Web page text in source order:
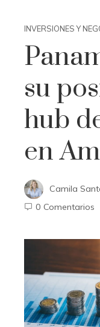
INVERSIONES Y
su
hub
en
Camila
0 Comentarios